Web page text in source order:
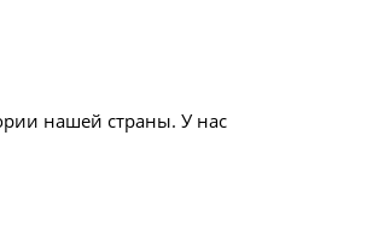
нашей страны. У нас